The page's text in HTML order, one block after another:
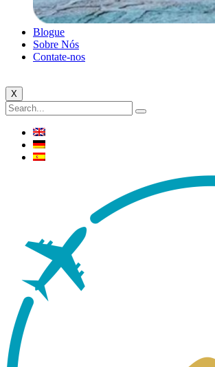
Blogue
Sobre Nós
Contate-nos
X